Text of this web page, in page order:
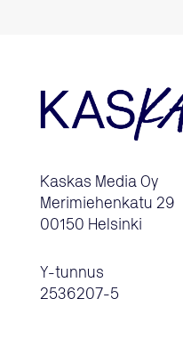
Kaskas Media Oy
Merimiehenkatu 29
00150 Helsinki
Y-tunnus
2536207-5